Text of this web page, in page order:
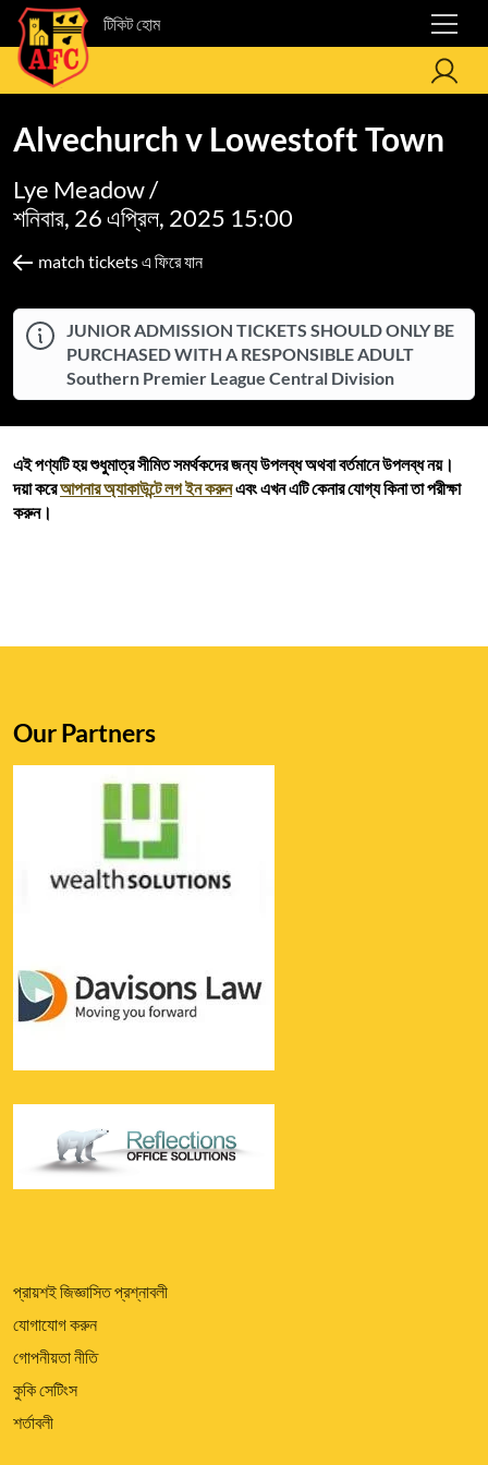
টিকিট হোম
Alvechurch v Lowestoft Town
Lye Meadow /
শনিবার, 26 এপ্রিল, 2025 15:00
match tickets এ ফিরে যান
JUNIOR ADMISSION TICKETS SHOULD ONLY BE
PURCHASED WITH A RESPONSIBLE ADULT
Southern Premier League Central Division
এই পণ্যটি হয় শুধুমাত্র সীমিত সমর্থকদের জন্য উপলব্ধ অথবা বর্তমানে উপলব্ধ নয়।
দয়া করেআপনার অ্যাকাউন্টে লগ ইন করুনএবং এখন এটি কেনার যোগ্য কিনা তা পরীক্ষা
করুন।
প্রায়শই জিজ্ঞাসিত প্রশ্নাবলী
যোগাযোগ করুন
গোপনীয়তা নীতি
কুকি সেটিংস
শর্তাবলী
Our Partners